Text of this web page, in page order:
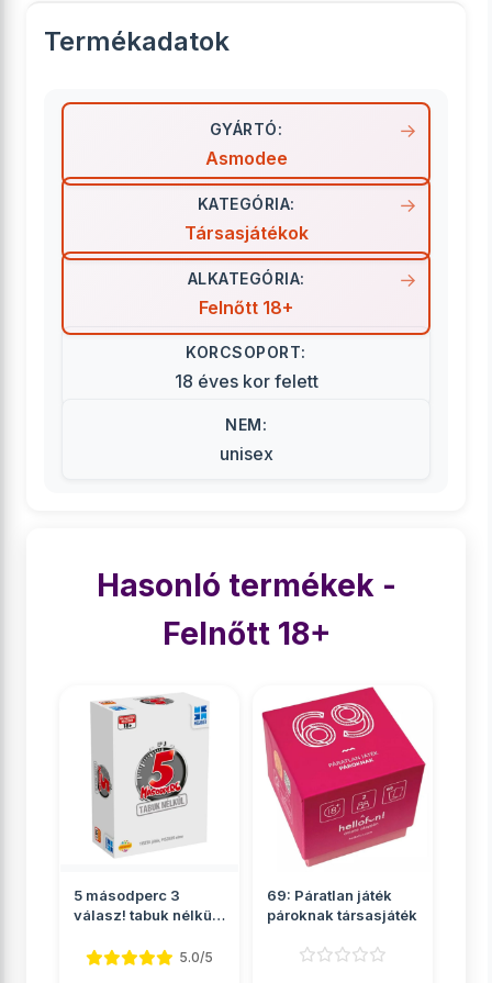
Termékadatok
GYÁRTÓ:
Asmodee
KATEGÓRIA:
Társasjátékok
ALKATEGÓRIA:
Felnőtt 18+
KORCSOPORT:
18 éves kor felett
NEM:
unisex
Hasonló termékek -
Felnőtt 18+
5 másodperc 3
válasz! tabuk nélkül
5.0/5
69: Páratlan játék
pároknak társasjáték